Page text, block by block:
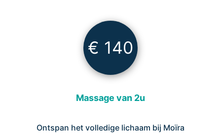
€ 140
Massage van 2u
Ontspan het volledige lichaam bij Moïra